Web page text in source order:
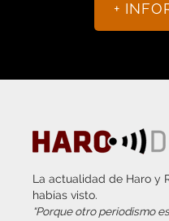
+
La actualidad de Haro y
habías visto.
“Porque otro periodismo